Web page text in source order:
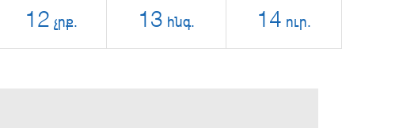
12 չրք. 13 հնգ. 14 ուր.